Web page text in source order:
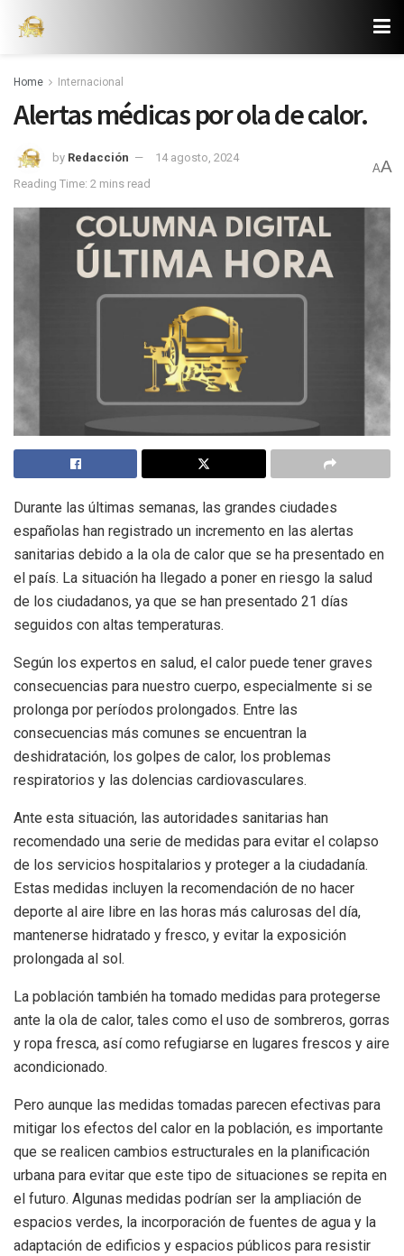
Home Internacional
Alertas médicas por ola de calor.
by Redacción
14 agosto, 2024
Reading Time: 2 mins read
AA
Durante las últimas semanas, las grandes ciudades
españolas han registrado un incremento en las alertas
sanitarias debido a la ola de calor que se ha presentado en
el país. La situación ha llegado a poner en riesgo la salud
de los ciudadanos, ya que se han presentado 21 días
seguidos con altas temperaturas.
Según los expertos en salud, el calor puede tener graves
consecuencias para nuestro cuerpo, especialmente si se
prolonga por períodos prolongados. Entre las
consecuencias más comunes se encuentran la
deshidratación, los golpes de calor, los problemas
respiratorios y las dolencias cardiovasculares.
Ante esta situación, las autoridades sanitarias han
recomendado una serie de medidas para evitar el colapso
de los servicios hospitalarios y proteger a la ciudadanía.
Estas medidas incluyen la recomendación de no hacer
deporte al aire libre en las horas más calurosas del día,
mantenerse hidratado y fresco, y evitar la exposición
prolongada al sol.
La población también ha tomado medidas para protegerse
ante la ola de calor, tales como el uso de sombreros, gorras
y ropa fresca, así como refugiarse en lugares frescos y aire
acondicionado.
Pero aunque las medidas tomadas parecen efectivas para
mitigar los efectos del calor en la población, es importante
que se realicen cambios estructurales en la planificación
urbana para evitar que este tipo de situaciones se repita en
el futuro. Algunas medidas podrían ser la ampliación de
espacios verdes, la incorporación de fuentes de agua y la
adaptación de edificios y espacios públicos para resistir